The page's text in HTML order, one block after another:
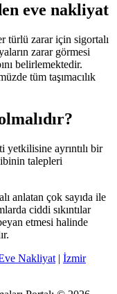
eve nakliyat
türlü zarar için sigortalı
zarar görmesi
belirlemektedir.
tüm taşımacılık
ayrıntılı bir
talepleri
anlatan çok sayıda ile
ciddi sıkıntılar
etmesi halinde
Nakliyat | İzmir